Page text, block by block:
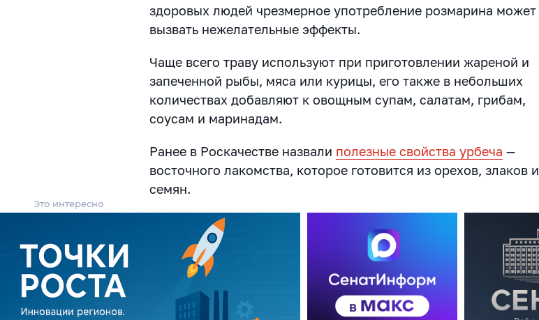
здоровых людей чрезмерное употребление розмарина может
вызвать нежелательные эффекты.
Чаще всего траву используют при приготовлении жареной и
запеченной рыбы, мяса или курицы, его также в небольших
количествах добавляют к овощным супам, салатам, грибам,
соусам и маринадам.
Ранее в Роскачестве назвали полезные свойства урбеча —
восточного лакомства, которое готовится из орехов, злаков и
семян.
Это интересно